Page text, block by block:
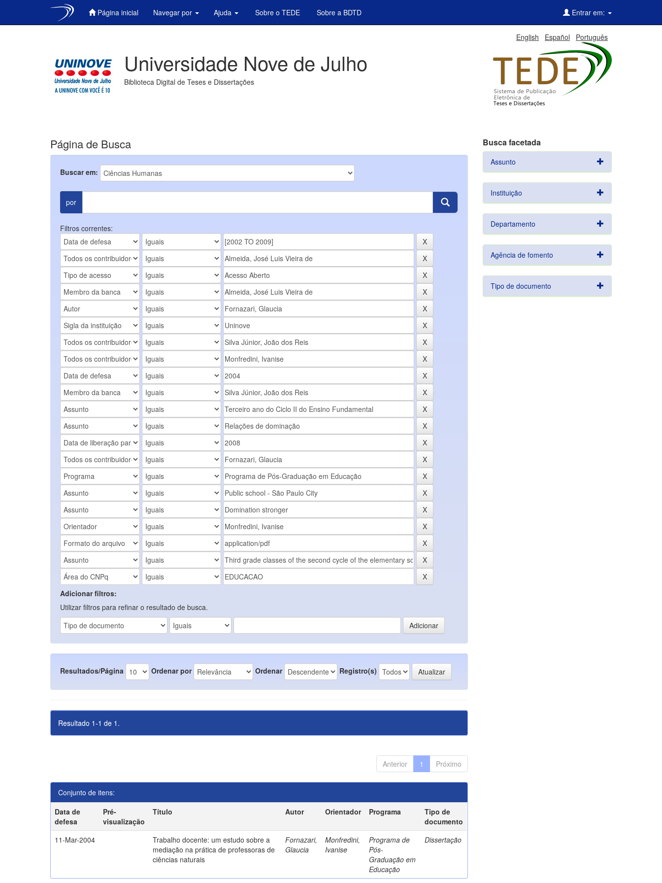
Página inicial Navegar por Ajuda Sobre o TEDE Sobre a BDTD Entrar em:
English Español Português
Universidade Nove de Julho
Biblioteca Digital de Teses e Dissertações
Página de Busca
Buscar em:
por
Filtros correntes:
Adicionar filtros:
Utilizar filtros para refinar o resultado de busca.
Resultados/Página Ordenar por Ordenar Registro(s)
Resultado 1-1 de 1.
Anterior 1 Próximo
Conjunto de itens:
Data de
defesa
Pré-
visualização
Título Autor Orientador Programa
Tipo de
documento
11-Mar-2004
Trabalho docente: um estudo sobre a
mediação na prática de professoras de
ciências naturais
Fornazari,
Glaucia
Monfredini,
Ivanise
Programa de
Pós-
Graduação em
Educação
Dissertação
Busca facetada
Assunto
Instituição
Departamento
Agência de fomento
Tipo de documento